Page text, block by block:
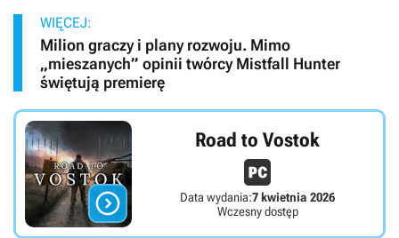
WIĘCEJ:
Milion graczy i plany rozwoju. Mimo
„mieszanych” opinii twórcy Mistfall Hunter
świętują premierę

Road to Vostok
Data wydania:7 kwietnia 2026
Wczesny dostęp